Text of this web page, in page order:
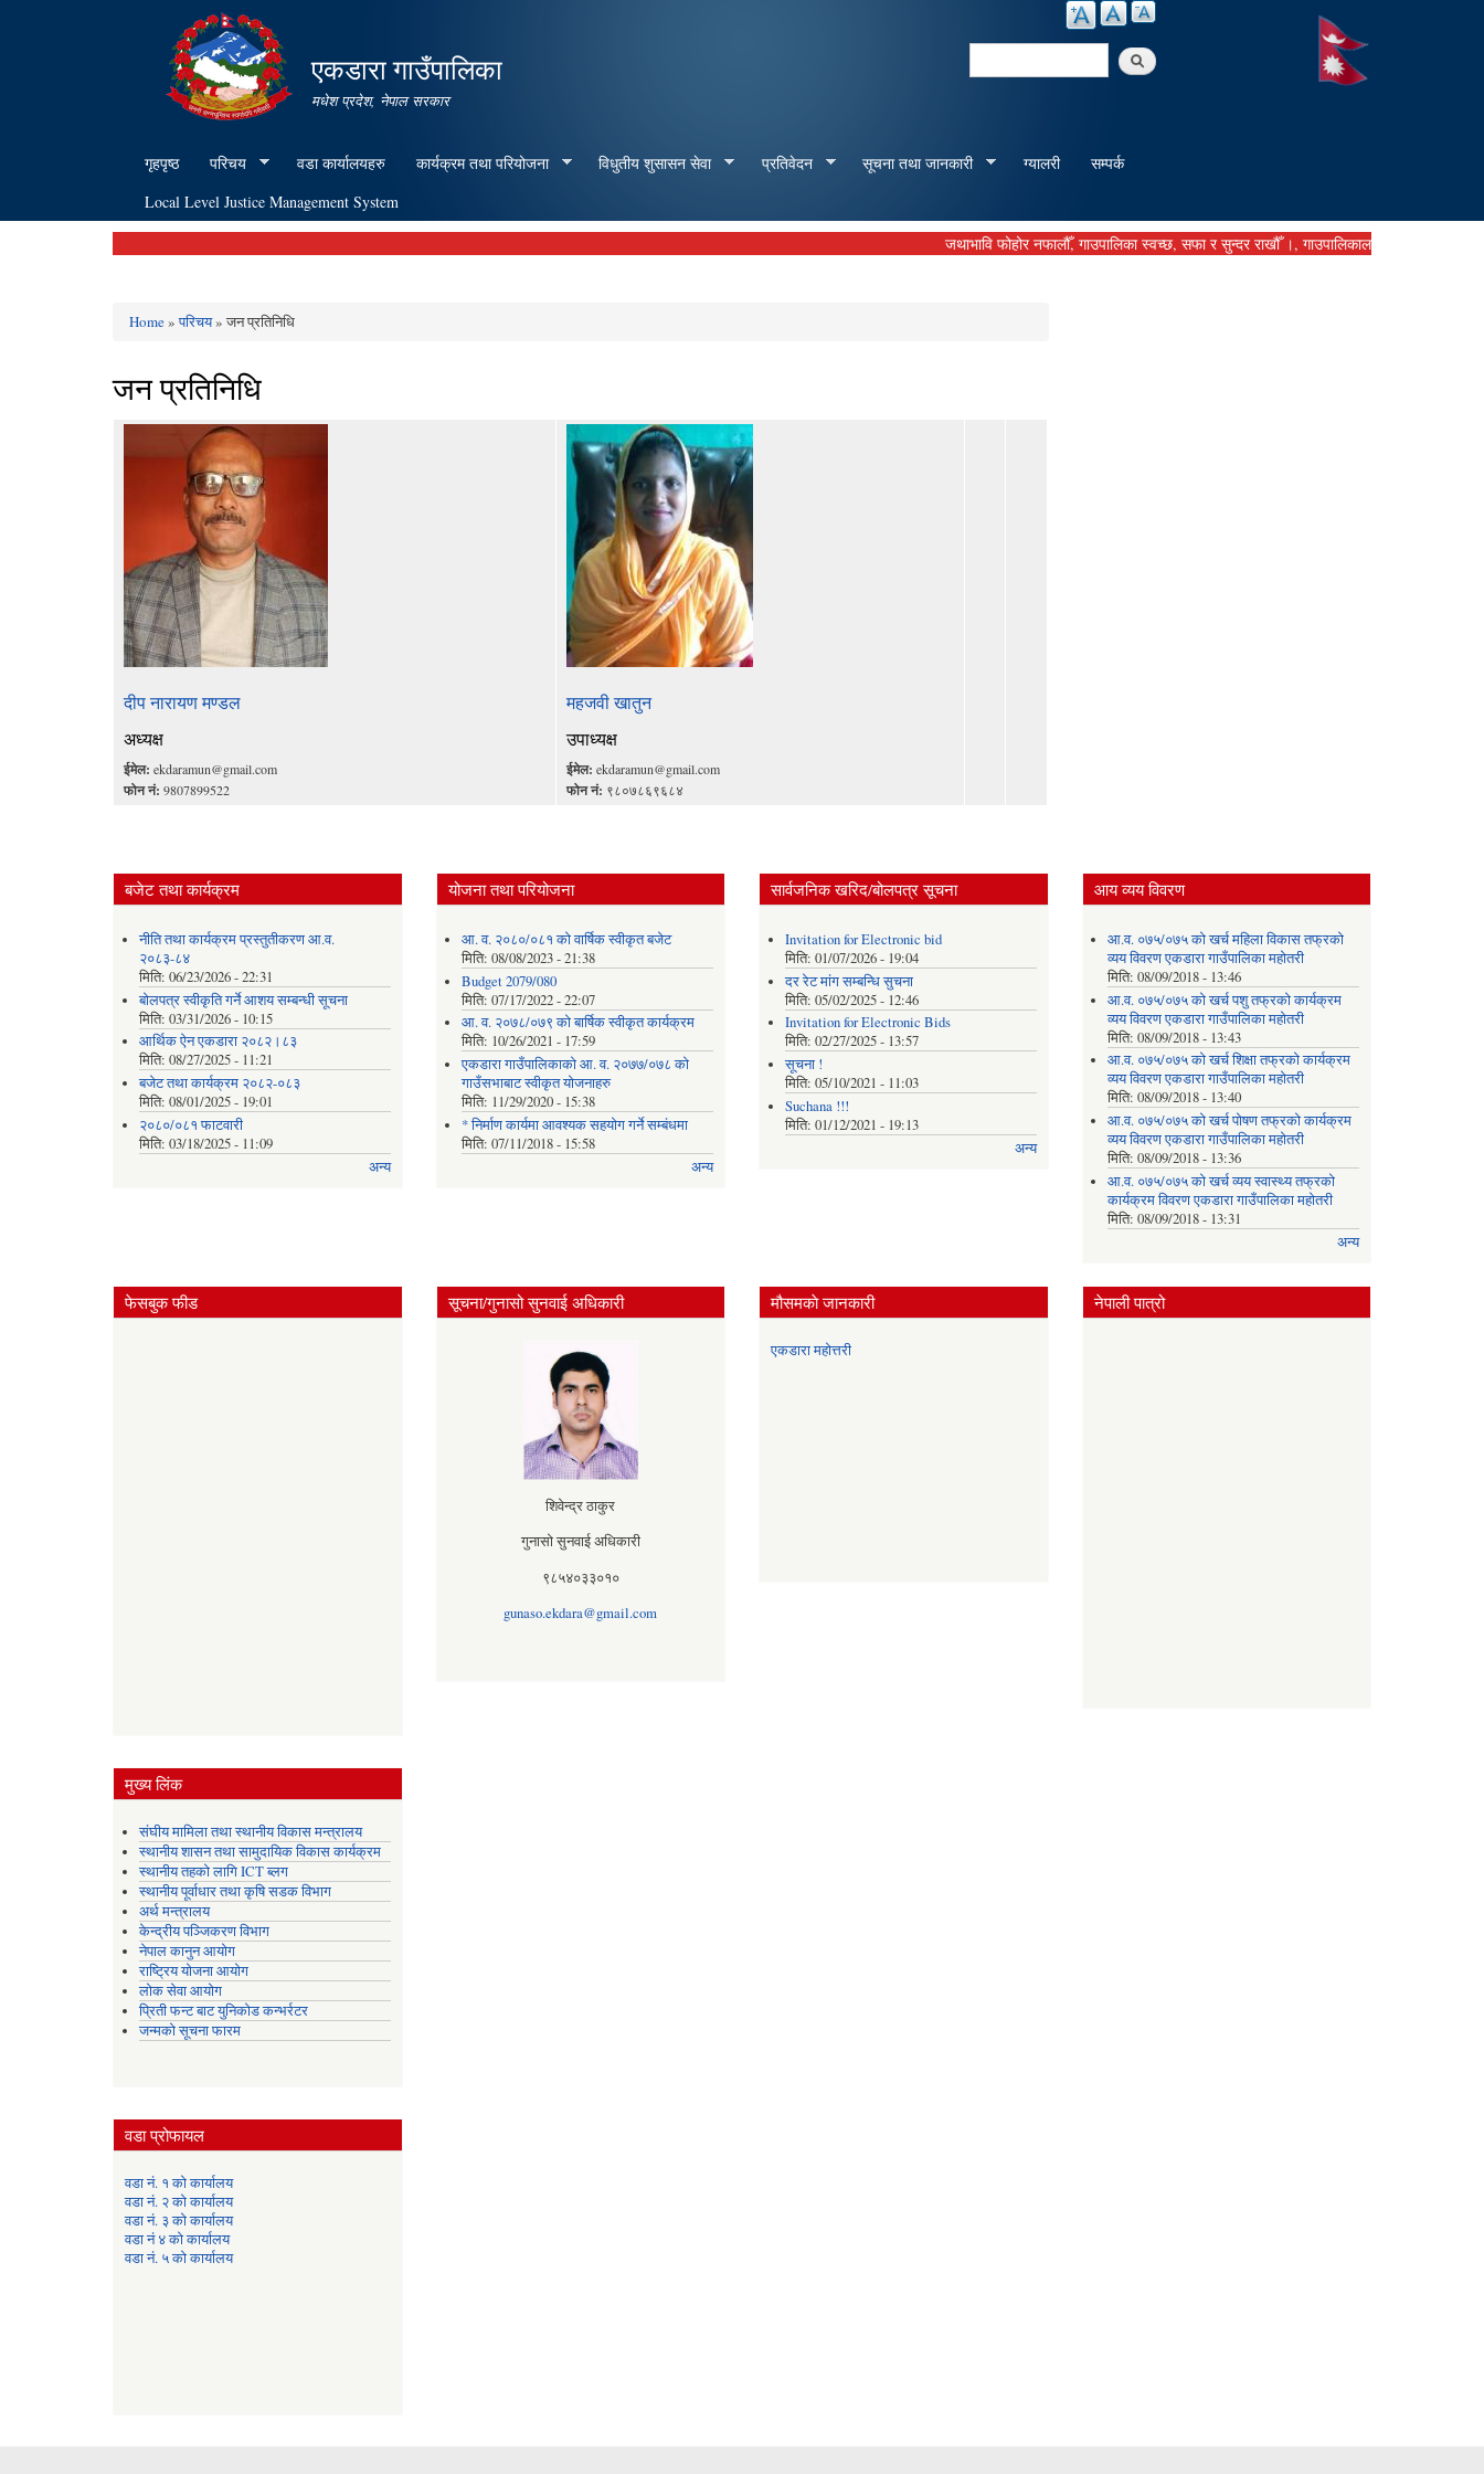
एकडारा गाउँपालिका
मधेश प्रदेश, नेपाल सरकार
Search
गृहपृष्ठ परिचय वडा कार्यालयहरु कार्यक्रम तथा परियोजना विधुतीय शुसासन सेवा प्रतिवेदन सूचना तथा जानकारी ग्यालरी
सम्पर्क
Local Level Justice Management System
जथाभावि फोहोर नफालौँ, गाउपालिका स्वच्छ, सफा र सुन्दर राखौँ ।, गाउपालिकालाई बुझाउनु पर्ने कर
Home»परिचय» जन प्रतिनिधि
जन प्रतिनिधि
दीप नारायण मण्डल
अध्यक्ष
ईमेल: ekdaramun@gmail.com
फोन नं: 9807899522
महजवी खातुन
उपाध्यक्ष
ईमेल: ekdaramun@gmail.com
फोन नं: ९८०७८६९६८४
बजेट तथा कार्यक्रम
नीति तथा कार्यक्रम प्रस्तुतीकरण आ.व.
२०८३-८४
मिति: 06/23/2026 - 22:31
बोलपत्र स्वीकृति गर्ने आशय सम्बन्धी सूचना
मिति: 03/31/2026 - 10:15
आर्थिक ऐन एकडारा २०८२।८३
मिति: 08/27/2025 - 11:21
बजेट तथा कार्यक्रम २०८२-०८३
मिति: 08/01/2025 - 19:01
२०८०/०८१ फाटवारी
मिति: 03/18/2025 - 11:09
अन्य
योजना तथा परियोजना
आ. व. २०८०/०८१ को वार्षिक स्वीकृत बजेट
मिति:08/08/2023 - 21:38
Budget 2079/080
मिति:07/17/2022 - 22:07
आ. व. २०७८/०७९ को बार्षिक स्वीकृत कार्यक्रम
मिति: 10/26/2021 - 17:59
एकडारा गाउँपालिकाको आ. व. २०७७/०७८ को
गाउँसभाबाट स्वीकृत योजनाहरु
मिति: 11/29/2020 - 15:38
* निर्माण कार्यमा आवश्यक सहयोग गर्ने सम्बंधमा
मिति:07/11/2018 - 15:58
अन्य
सार्वजनिक खरिद/बोलपत्र सूचना
Invitation for Electronic bid
मिति: 01/07/2026 - 19:04
दर रेट मांग सम्बन्धि सुचना
मिति: 05/02/2025 - 12:46
Invitation for Electronic Bids
मिति: 02/27/2025 - 13:57
सूचना !
मिति: 05/10/2021 - 11:03
Suchana !!!
मिति: 01/12/2021 - 19:13
अन्य
आय व्यय विवरण
आ.व. ०७५/०७५ को खर्च महिला विकास तफ्रको
व्यय विवरण एकडारा गाउँपालिका महोतरी
मिति:08/09/2018 - 13:46
आ.व. ०७५/०७५ को खर्च पशु तफ्रको कार्यक्रम
व्यय विवरण एकडारा गाउँपालिका महोतरी
मिति:08/09/2018 - 13:43
आ.व. ०७५/०७५ को खर्च शिक्षा तफ्रको कार्यक्रम
व्यय विवरण एकडारा गाउँपालिका महोतरी
मिति:08/09/2018 - 13:40
आ.व. ०७५/०७५ को खर्च पोषण तफ्रको कार्यक्रम
व्यय विवरण एकडारा गाउँपालिका महोतरी
मिति:08/09/2018 - 13:36
आ.व. ०७५/०७५ को खर्च व्यय स्वास्थ्य तफ्रको
कार्यक्रम विवरण एकडारा गाउँपालिका महोतरी
मिति:08/09/2018 - 13:31
अन्य
फेसबुक फीड
मुख्य लिंक
संघीय मामिला तथा स्थानीय विकास मन्त्रालय
स्थानीय शासन तथा सामुदायिक विकास कार्यक्रम
स्थानीय तहको लागि ICT ब्लग
स्थानीय पूर्वाधार तथा कृषि सडक विभाग
अर्थ मन्त्रालय
केन्द्रीय पञ्जिकरण विभाग
नेपाल कानुन आयोग
राष्ट्रिय योजना आयोग
लोक सेवा आयोग
प्रिती फन्ट बाट युनिकोड कन्भर्रटर
जन्मको सूचना फारम
वडा प्रोफायल
वडा नं. १ को कार्यालय
वडा नं. २ को कार्यालय
वडा नं. ३ को कार्यालय
वडा नं ४ को कार्यालय
वडा नं. ५ को कार्यालय
सूचना/गुनासो सुनवाई अधिकारी
शिवेन्द्र ठाकुर
गुनासो सुनवाई अधिकारी
९८५४०३३०१०
gunaso.ekdara@gmail.com
मौसमकाे जानकारी
एकडारा महोत्तरी
नेपाली पात्रो